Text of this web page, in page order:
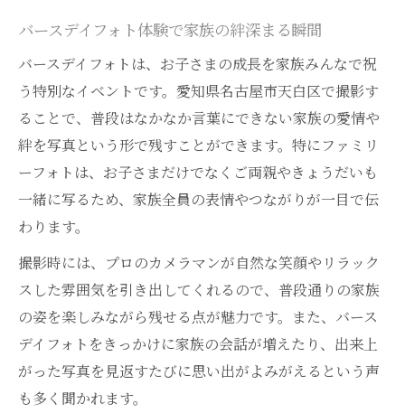
バースデイフォトで家族の笑顔を引き出す
工夫
ファミリーフォトがおしゃれに仕上がる撮
影方法
兄弟写真も叶う天白のフォトスタジオ活用
術
自然体で撮るファミリーフォトのポイント
名古屋フォトスタジオで体験する家族の成
長記録
おしゃれな天白エリアのバースデイフォト選び
方
バースデイフォトが映えるおしゃれスタジ
オ探し
バースデイフォト体験で家族の絆深まる瞬間
バースデイフォトは、お子さまの成長を家族みんなで祝
う特別なイベントです。愛知県名古屋市天白区で撮影す
ることで、普段はなかなか言葉にできない家族の愛情や
絆を写真という形で残すことができます。特にファミリ
ーフォトは、お子さまだけでなくご両親やきょうだいも
一緒に写るため、家族全員の表情やつながりが一目で伝
わります。
撮影時には、プロのカメラマンが自然な笑顔やリラック
スした雰囲気を引き出してくれるので、普段通りの家族
の姿を楽しみながら残せる点が魅力です。また、バース
デイフォトをきっかけに家族の会話が増えたり、出来上
がった写真を見返すたびに思い出がよみがえるという声
も多く聞かれます。